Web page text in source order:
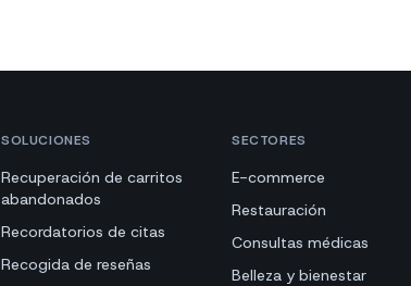
SOLUCIONES
Recuperación de carritos
abandonados
Recordatorios de citas
Recogida de reseñas
SECTORES
E-commerce
Restauración
Consultas médicas
Belleza y bienestar